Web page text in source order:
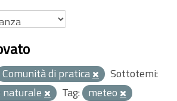
Comunità di pratica
Sottotemi:
Tag: meteo